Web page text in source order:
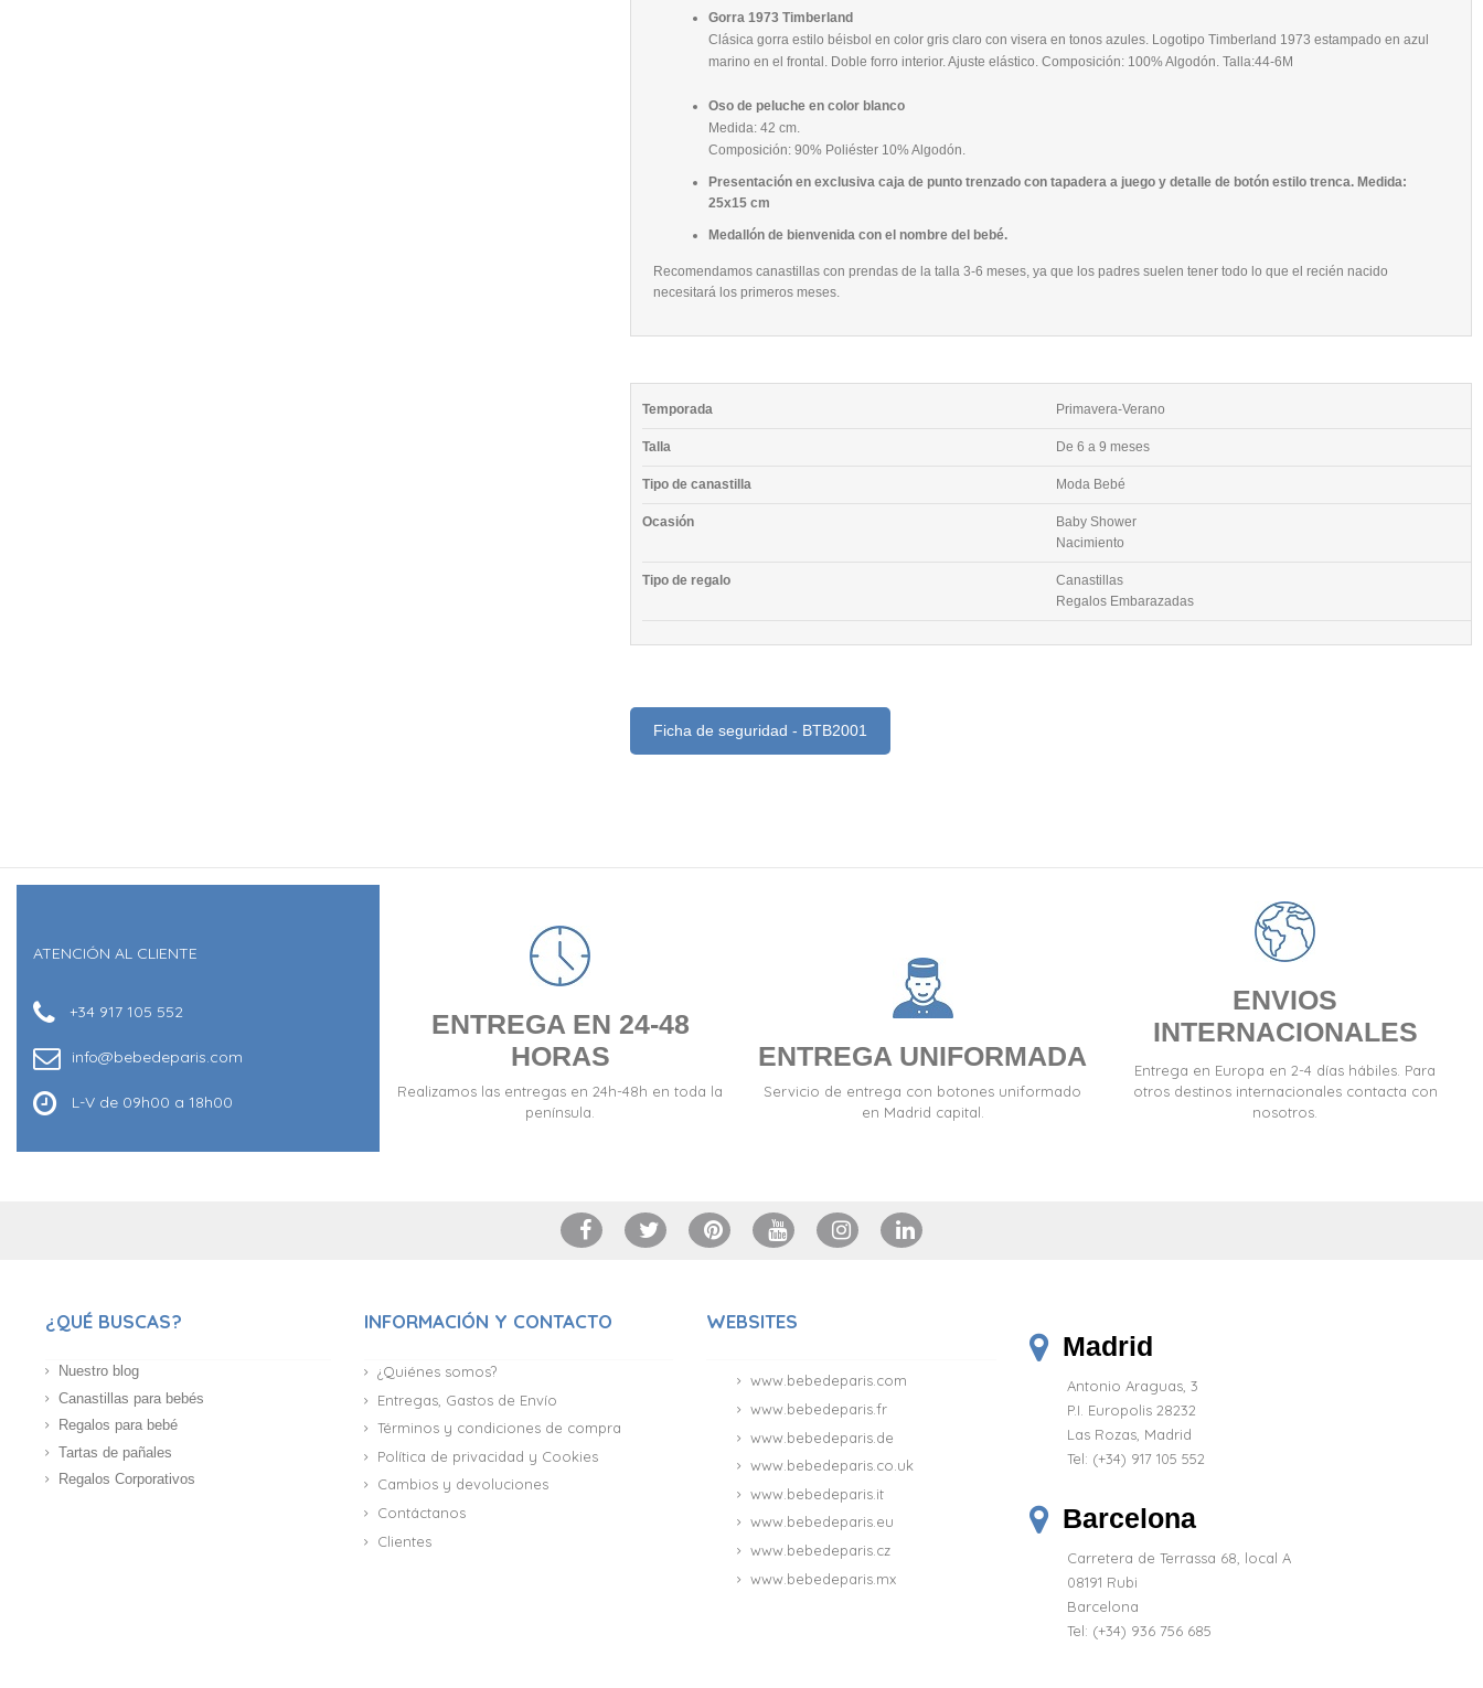
Gorra 1973 Timberland
Clásica gorra estilo béisbol en color gris claro con visera en tonos azules. Logotipo Timberland 1973 estampado en azul
marino en el frontal. Doble forro interior. Ajuste elástico. Composición: 100% Algodón. Talla:44-6M
Oso de peluche en color blanco
Medida: 42 cm.
Composición: 90% Poliéster 10% Algodón.
Presentación en exclusiva caja de punto trenzado con tapadera a juego y detalle de botón estilo trenca. Medida:
25x15 cm
Medallón de bienvenida con el nombre del bebé.
Recomendamos canastillas con prendas de la talla 3-6 meses, ya que los padres suelen tener todo lo que el recién nacido
necesitará los primeros meses.
Temporada Primavera-Verano
Talla De 6 a 9 meses
Tipo de canastilla Moda Bebé
Ocasión
Baby Shower
Nacimiento
Tipo de regalo
Canastillas
Regalos Embarazadas
Ficha de seguridad - BTB2001
ATENCIÓN AL CLIENTE
+34 917 105 552
info@bebedeparis.com
L-V de 09h00 a 18h00
ENTREGA EN 24-48
HORAS
Realizamos las entregas en 24h-48h en toda la
península.
ENTREGA UNIFORMADA
Servicio de entrega con botones uniformado
en Madrid capital.
ENVIOS
INTERNACIONALES
Entrega en Europa en 2-4 días hábiles. Para
otros destinos internacionales contacta con
nosotros.
¿QUÉ BUSCAS?
Nuestro blog
Canastillas para bebés
Regalos para bebé
Tartas de pañales
Regalos Corporativos
INFORMACIÓN Y CONTACTO
¿Quiénes somos?
Entregas, Gastos de Envío
Términos y condiciones de compra
Política de privacidad y Cookies
Cambios y devoluciones
Contáctanos
Clientes
WEBSITES
www.bebedeparis.com
www.bebedeparis.fr
www.bebedeparis.de
www.bebedeparis.co.uk
www.bebedeparis.it
www.bebedeparis.eu
www.bebedeparis.cz
www.bebedeparis.mx
Madrid
Antonio Araguas, 3
P.I. Europolis 28232
Las Rozas, Madrid
Tel: (+34) 917 105 552
Barcelona
Carretera de Terrassa 68, local A
08191 Rubi
Barcelona
Tel: (+34) 936 756 685